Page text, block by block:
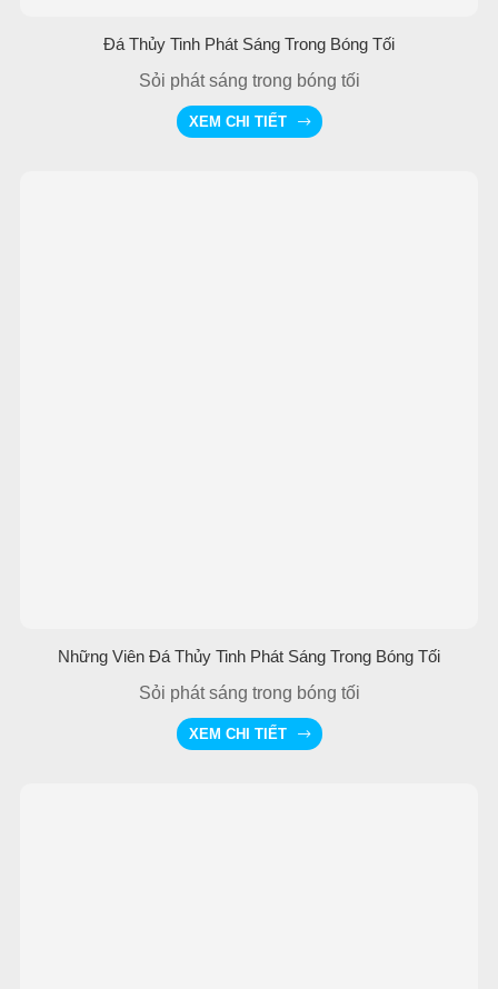
Đá Thủy Tinh Phát Sáng Trong Bóng Tối
Sỏi phát sáng trong bóng tối
XEM CHI TIẾT
Những Viên Đá Thủy Tinh Phát Sáng Trong Bóng Tối
Sỏi phát sáng trong bóng tối
XEM CHI TIẾT